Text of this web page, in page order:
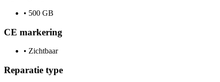
• 500 GB
CE markering
• Zichtbaar
Reparatie type